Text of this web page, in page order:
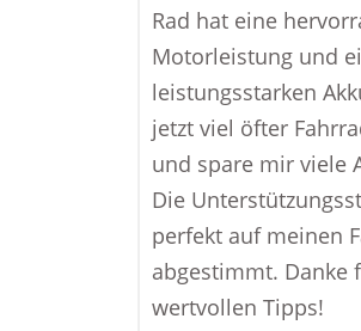
Rad hat eine
Motorleistung und
leistungsstarken
jetzt viel öfter
und spare mir viele
Die
perfekt auf meinen
abgestimmt. Danke
wertvollen Tipps!